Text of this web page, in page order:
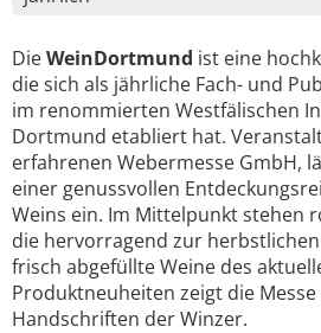
DieWeinDortmund ist eine
die sich als jährliche Fach- und
im renommierten Westfälischen
Dortmund etabliert hat.
erfahrenen Webermesse GmbH,
einer genussvollen
Weins ein. Im Mittelpunkt stehen
die hervorragend zur
frisch abgefüllte Weine des
Produktneuheiten zeigt die
Handschriften der Winzer.